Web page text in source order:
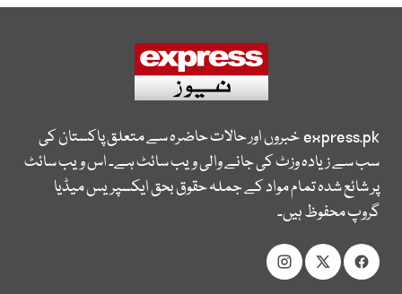
express.pkخبروں اور حالات حاضرہ سے متعلق پاکستان کی
سب سے زیادہ وزٹ کی جانے والی ویب سائٹ ہے۔ اس ویب سائٹ
پر شائع شدہ تمام مواد کے جملہ حقوق بحق ایکسپریس میڈیا
گروپ محفوظ ہیں۔